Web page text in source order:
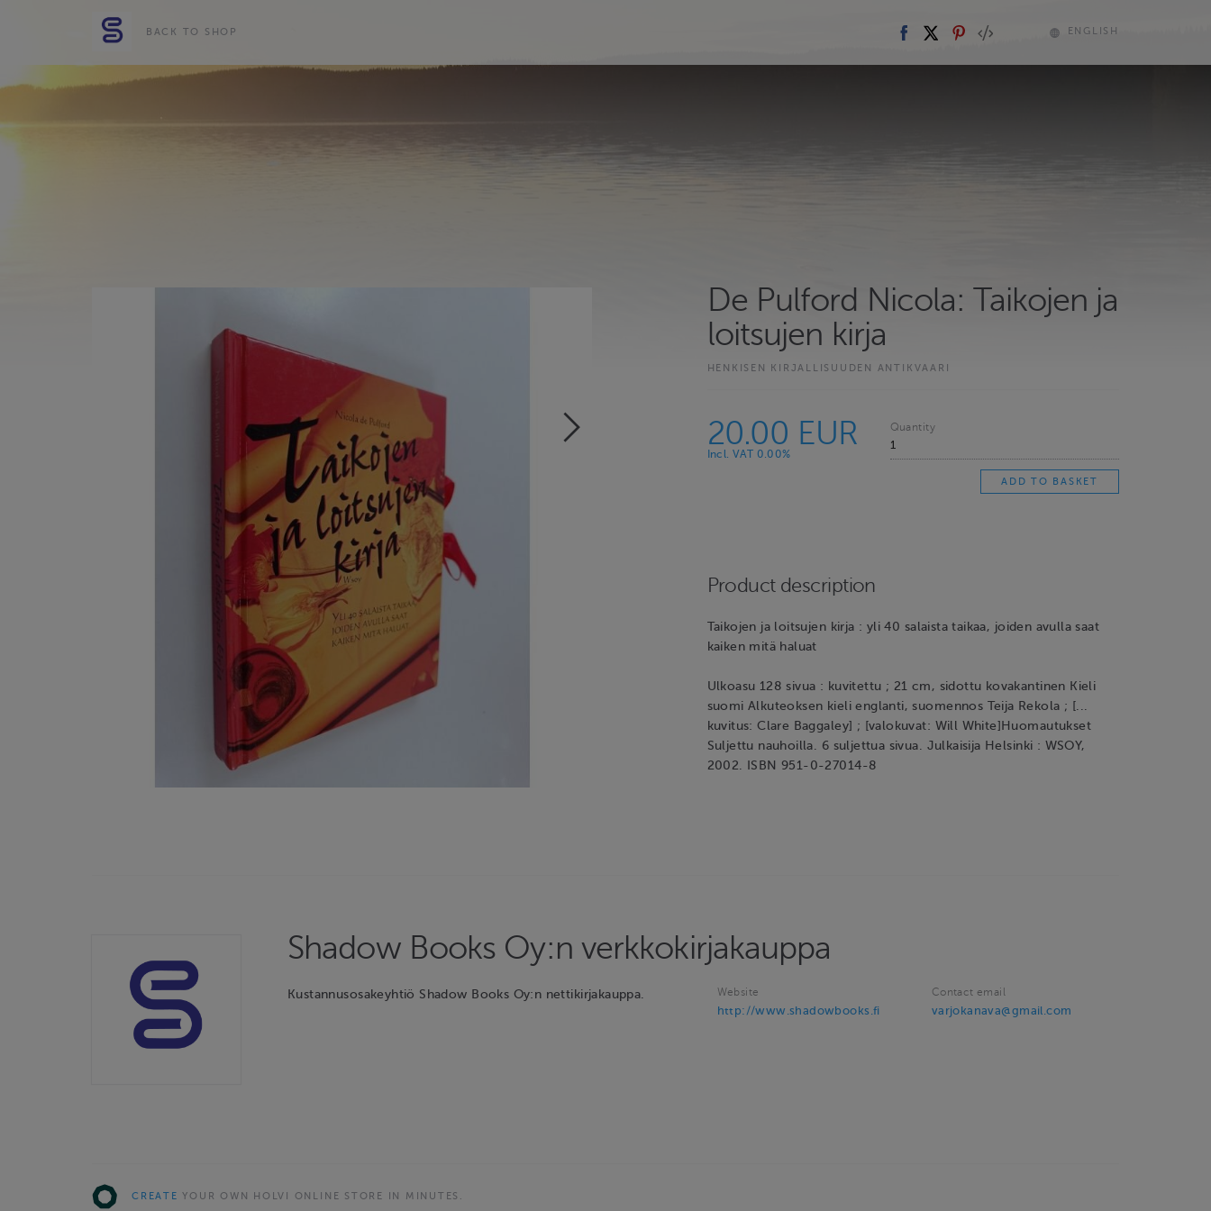
BACK TO SHOP ENGLISH
De Pulford Nicola: Taikojen ja
loitsujen kirja
HENKISEN KIRJALLISUUDEN ANTIKVAARI
20.00 EUR
Incl. VAT 0.00%
Quantity
Product description
Taikojen ja loitsujen kirja : yli 40 salaista taikaa, joiden avulla saat
kaiken mitä haluat
Ulkoasu 128 sivua : kuvitettu ; 21 cm, sidottu kovakantinen Kieli
suomi Alkuteoksen kieli englanti, suomennos Teija Rekola ; [...
kuvitus: Clare Baggaley] ; [valokuvat: Will White]Huomautukset
Suljettu nauhoilla. 6 suljettua sivua. Julkaisija Helsinki : WSOY,
2002. ISBN 951-0-27014-8
Shadow Books Oy:n verkkokirjakauppa
Kustannusosakeyhtiö Shadow Books Oy:n nettikirjakauppa. Website
http://www.shadowbooks.fi
Contact email
varjokanava@gmail.com
CREATE YOUR OWN HOLVI ONLINE STORE IN MINUTES.